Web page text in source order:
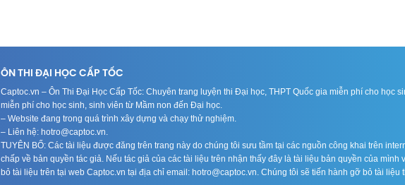
ÔN THI ĐẠI HỌC CẤP TỐC
Captoc.vn – Ôn Thi Đại Học Cấp Tốc: Chuyên trang luyện thi Đại học, THPT Quốc gia miễn phí cho học
miễn phí cho học sinh, sinh viên từ Mầm non đến Đại học.
– Website đang trong quá trình xây dựng và chạy thử nghiệm.
– Liên hệ: hotro@captoc.vn.
TUYÊN BỐ: Các tài liệu được đăng trên trang này do chúng tôi sưu tầm tại các nguồn công khai trên
chấp về bản quyền tác giả. Nếu tác giả của các tài liệu trên nhận thấy đây là tài liệu bản quyền của
bỏ tài liệu trên tại web Captoc.vn tại địa chỉ email: hotro@captoc.vn. Chúng tôi sẽ tiến hành gỡ bỏ tài liệu